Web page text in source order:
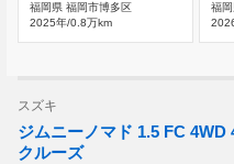
福岡県 福岡市博多区
2025年/0.8万km
福
スズキ
ジムニーノマド 1.5 FC
クルーズ